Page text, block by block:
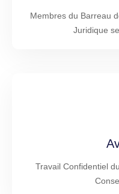
Membres du Barreau
Juridique
Travail Confidentiel